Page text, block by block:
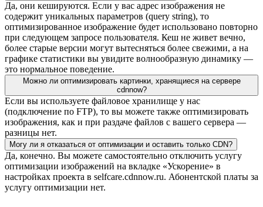
Да, они кешируются. Если у вас адрес изображения не
содержит уникальных параметров (query string), то
оптимизированное изображение будет использовано повторно
при следующем запросе пользователя. Кеш не живет вечно,
более старые версии могут вытесняться более свежими, а на
графике статистики вы увидите волнообразную динамику —
это нормальное поведение.
Можно ли оптимизировать картинки, хранящиеся на сервере
cdnnow?
Если вы используете файловое хранилище у нас
(подключение по FTP), то вы можете также оптимизировать
изображения, как и при раздаче файлов с вашего сервера —
разницы нет.
Могу ли я отказаться от оптимизации и оставить только CDN?
Да, конечно. Вы можете самостоятельно отключить услугу
оптимизации изображений на вкладке «Ускорение» в
настройках проекта в selfcare.cdnnow.ru. Абонентской платы за
услугу оптимизации нет.